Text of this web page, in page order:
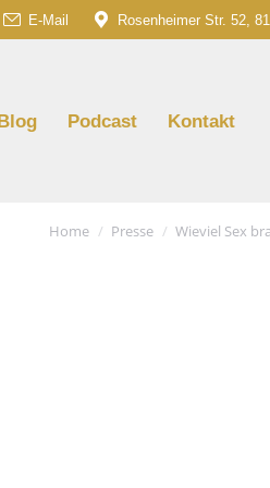
E-Mail Rosenheimer Str. 52,
Podcast Kontakt
You are here:
Home Presse Wieviel Sex